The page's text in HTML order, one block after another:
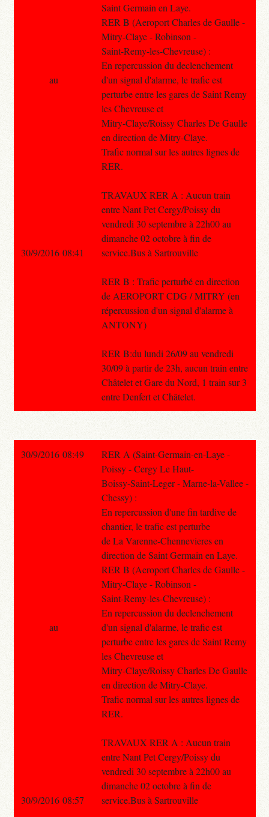
Saint Germain en Laye.
RER B (Aeroport Charles de Gaulle -
Mitry-Claye - Robinson -
Saint-Remy-les-Chevreuse) :
En repercussion du declenchement
d'un signal d'alarme, le trafic est
perturbe entre les gares de Saint Remy
les Chevreuse et
Mitry-Claye/Roissy Charles De Gaulle
en direction de Mitry-Claye.
Trafic normal sur les autres lignes de
RER.
TRAVAUX RER A : Aucun train
entre Nant Pet Cergy/Poissy du
vendredi 30 septembre à 22h00 au
dimanche 02 octobre à fin de
service.Bus à Sartrouville
RER B : Trafic perturbé en direction
de AEROPORT CDG / MITRY (en
répercussion d'un signal d'alarme à
ANTONY)
RER B:du lundi 26/09 au vendredi
30/09 à partir de 23h, aucun train entre
Châtelet et Gare du Nord, 1 train sur 3
entre Denfert et Châtelet.
au
30/9/2016 08:41
30/9/2016 08:49
RER A (Saint-Germain-en-Laye -
Poissy - Cergy Le Haut-
Boissy-Saint-Leger - Marne-la-Vallee -
Chessy) :
En repercussion d'une fin tardive de
chantier, le trafic est perturbe
de La Varenne-Chennevieres en
direction de Saint Germain en Laye.
RER B (Aeroport Charles de Gaulle -
Mitry-Claye - Robinson -
Saint-Remy-les-Chevreuse) :
En repercussion du declenchement
d'un signal d'alarme, le trafic est
perturbe entre les gares de Saint Remy
les Chevreuse et
Mitry-Claye/Roissy Charles De Gaulle
en direction de Mitry-Claye.
Trafic normal sur les autres lignes de
RER.
TRAVAUX RER A : Aucun train
entre Nant Pet Cergy/Poissy du
vendredi 30 septembre à 22h00 au
dimanche 02 octobre à fin de
service.Bus à Sartrouville
au
30/9/2016 08:57